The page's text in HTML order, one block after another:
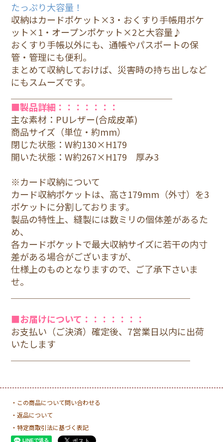
たっぷり大容量！
収納はカードポケット×3・おくすり手帳用ポケ
ット×1・オープンポケット×2と大容量♪
おくすり手帳以外にも、通帳やパスポートの保
管・管理にも便利。
まとめて収納しておけば、災害時の持ち出しなど
にもスムーズです。
■製品詳細：：：：：：：
主な素材：PUレザー(合成皮革)
商品サイズ（単位・約mm）
閉じた状態：W約130×H179
開いた状態：W約267×H179 厚み3
※カード収納について
カード収納ポケットは、高さ179mm（外寸）を3
ポケットに分割しております。
製品の特性上、縫製には数ミリの個体差があるた
め、
各カードポケットで最大収納サイズに若干の内寸
差がある場合がございますが、
仕様上のものとなりますので、ご了承下さいま
せ。
■お届けについて：：：：：：：
お支払い（ご決済）確定後、7営業日以内に出荷
いたします
・この商品について問い合わせる
・返品について
・特定商取引法に基づく表記